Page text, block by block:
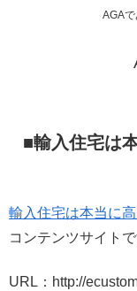
AGA
■輸入住宅は
輸入住宅は本当に高
コンテンツサイトで
URL：http://